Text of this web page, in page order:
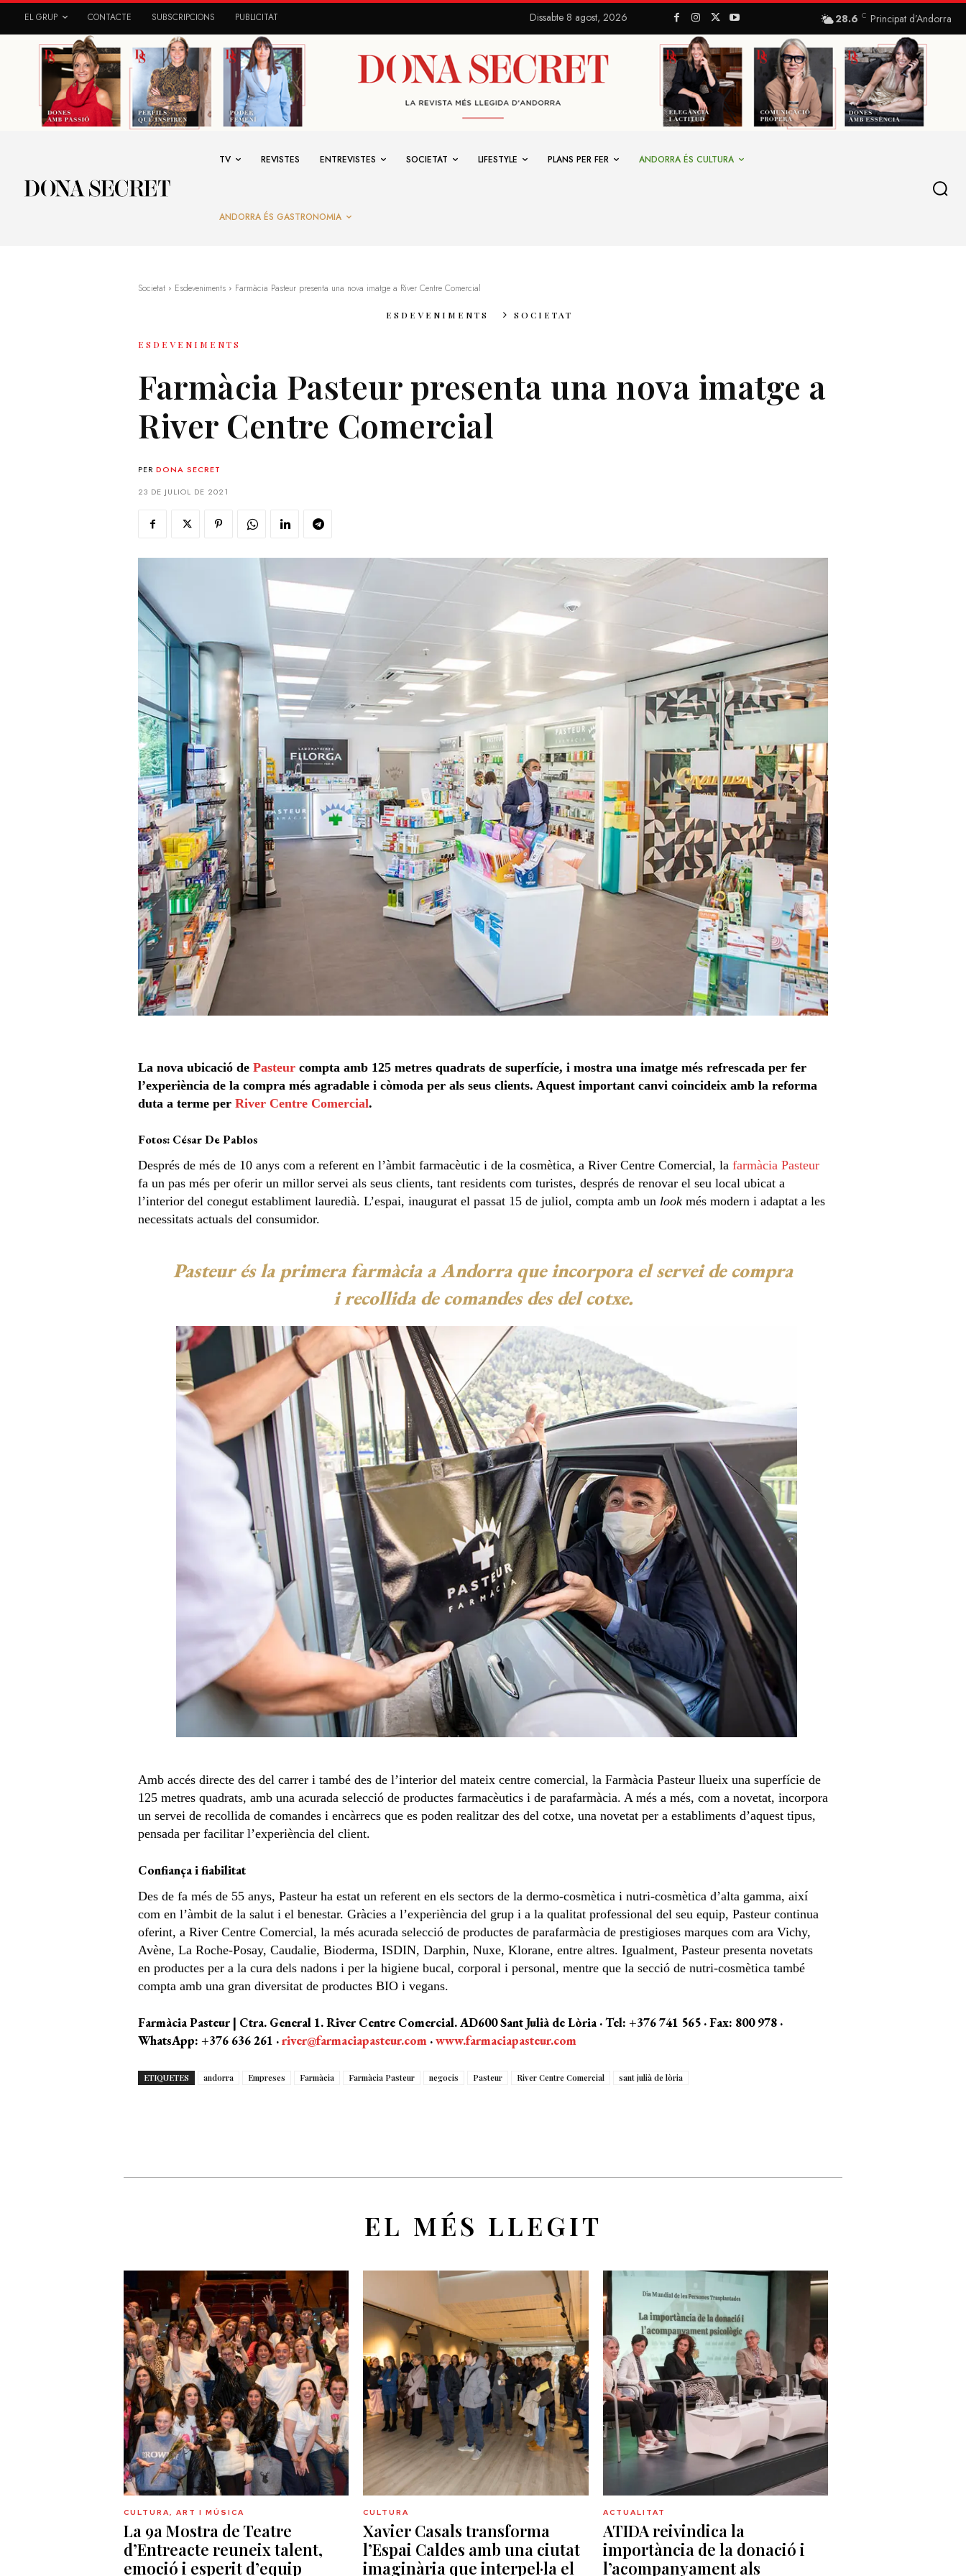
EL GRUP CONTACTE SUBSCRIPCIONS PUBLICITAT Dissabte 8 agost, 2026 28.6 C Principat d’Andorra
TV REVISTES ENTREVISTES SOCIETAT LIFESTYLE PLANS PER FER ANDORRA ÉS CULTURA
ANDORRA ÉS GASTRONOMIA
Societat Esdeveniments Farmàcia Pasteur presenta una nova imatge a River Centre Comercial
ESDEVENIMENTS SOCIETAT
ESDEVENIMENTS
Farmàcia Pasteur presenta una nova imatge a
River Centre Comercial
PER DONA SECRET
23 DE JULIOL DE 2021
La nova ubicació de Pasteur compta amb 125 metres quadrats de superfície, i mostra una imatge més refrescada per fer
l’experiència de la compra més agradable i còmoda per als seus clients. Aquest important canvi coincideix amb la reforma
duta a terme per River Centre Comercial.
Fotos: César De Pablos
Després de més de 10 anys com a referent en l’àmbit farmacèutic i de la cosmètica, a River Centre Comercial, la farmàcia Pasteur
fa un pas més per oferir un millor servei als seus clients, tant residents com turistes, després de renovar el seu local ubicat a
l’interior del conegut establiment lauredià. L’espai, inaugurat el passat 15 de juliol, compta amb un look més modern i adaptat a les
necessitats actuals del consumidor.
Pasteur és la primera farmàcia a Andorra que incorpora el servei de compra
i recollida de comandes des del cotxe.
Amb accés directe des del carrer i també des de l’interior del mateix centre comercial, la Farmàcia Pasteur llueix una superfície de
125 metres quadrats, amb una acurada selecció de productes farmacèutics i de parafarmàcia. A més a més, com a novetat, incorpora
un servei de recollida de comandes i encàrrecs que es poden realitzar des del cotxe, una novetat per a establiments d’aquest tipus,
pensada per facilitar l’experiència del client.
Confiança i fiabilitat
Des de fa més de 55 anys, Pasteur ha estat un referent en els sectors de la dermo-cosmètica i nutri-cosmètica d’alta gamma, així
com en l’àmbit de la salut i el benestar. Gràcies a l’experiència del grup i a la qualitat professional del seu equip, Pasteur continua
oferint, a River Centre Comercial, la més acurada selecció de productes de parafarmàcia de prestigioses marques com ara Vichy,
Avène, La Roche-Posay, Caudalie, Bioderma, ISDIN, Darphin, Nuxe, Klorane, entre altres. Igualment, Pasteur presenta novetats
en productes per a la cura dels nadons i per la higiene bucal, corporal i personal, mentre que la secció de nutri-cosmètica també
compta amb una gran diversitat de productes BIO i vegans.
Farmàcia Pasteur | Ctra. General 1. River Centre Comercial. AD600 Sant Julià de Lòria · Tel: +376 741 565 · Fax: 800 978 ·
WhatsApp: +376 636 261 ·river@farmaciapasteur.com ·www.farmaciapasteur.com
ETIQUETES andorra Empreses Farmàcia Farmàcia Pasteur negocis Pasteur River Centre Comercial sant julià de lòria
EL MÉS LLEGIT
CULTURA, ART I MÚSICA
La 9a Mostra de Teatre
d’Entreacte reuneix talent,
emoció i esperit d’equip
CULTURA
Xavier Casals transforma
l’Espai Caldes amb una ciutat
imaginària que interpel·la el
ACTUALITAT
ATIDA reivindica la
importància de la donació i
l’acompanyament als